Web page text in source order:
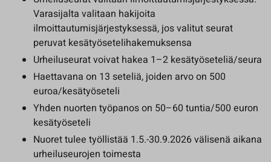
Varasijalta valitaan hakijoita
ilmoittautumisjärjestyksessä, jos valitut seurat
peruvat kesätyösetelihakemuksensa
Urheiluseurat voivat hakea 1–2 kesätyöseteliä/seura
Haettavana on 13 seteliä, joiden arvo on 500
euroa/kesätyöseteli
Yhden nuorten työpanos on 50–60 tuntia/500 euron
kesätyöseteli
Nuoret tulee työllistää 1.5.-30.9.2026 välisenä aikana
urheiluseurojen toimesta